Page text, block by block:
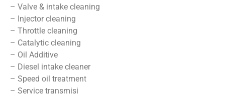
– Valve & intake cleaning
– Injector cleaning
– Throttle cleaning
– Catalytic cleaning
– Oil Additive
– Diesel intake cleaner
– Speed oil treatment
– Service transmisi